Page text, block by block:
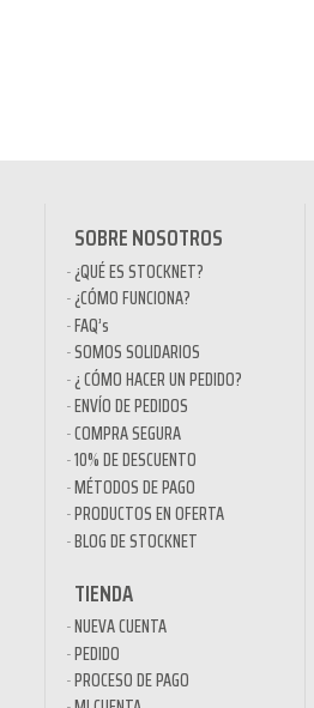
SOBRE NOSOTROS
¿QUÉ ES STOCKNET?
¿CÓMO FUNCIONA?
FAQ’s
SOMOS SOLIDARIOS
¿ CÓMO HACER UN PEDIDO?
ENVÍO DE PEDIDOS
COMPRA SEGURA
10% DE DESCUENTO
MÉTODOS DE PAGO
PRODUCTOS EN OFERTA
BLOG DE STOCKNET
TIENDA
NUEVA CUENTA
PEDIDO
PROCESO DE PAGO